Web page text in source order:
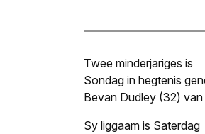
Twee minderjariges is
Sondag in hegtenis
Bevan Dudley (32)
Sy liggaam is Saterdag